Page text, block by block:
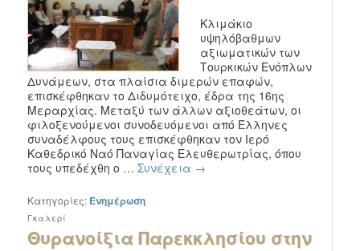
Κλιμάκιο
υψηλόβαθμων
αξιωματικών των
Τουρκικών Ενόπλων
Δυνάμεων, στα πλαίσια διμερών επαφών,
επισκέφθηκαν το Διδυμότειχο, έδρα της 16ης
Μεραρχίας. Μεταξύ των άλλων αξιοθεάτων, οι
φιλοξενούμενοι συνοδευόμενοι από Έλληνες
συναδέλφους τους επισκέφθηκαν τον Ιερό
Καθεδρικό Ναό Παναγίας Ελευθερωτρίας, όπου
τους υπεδέχθη ο …Συνέχεια →
Κατηγορίες: Ενημέρωση
Θυρανοίξια Παρεκκλησίου στην
Γκαλερί